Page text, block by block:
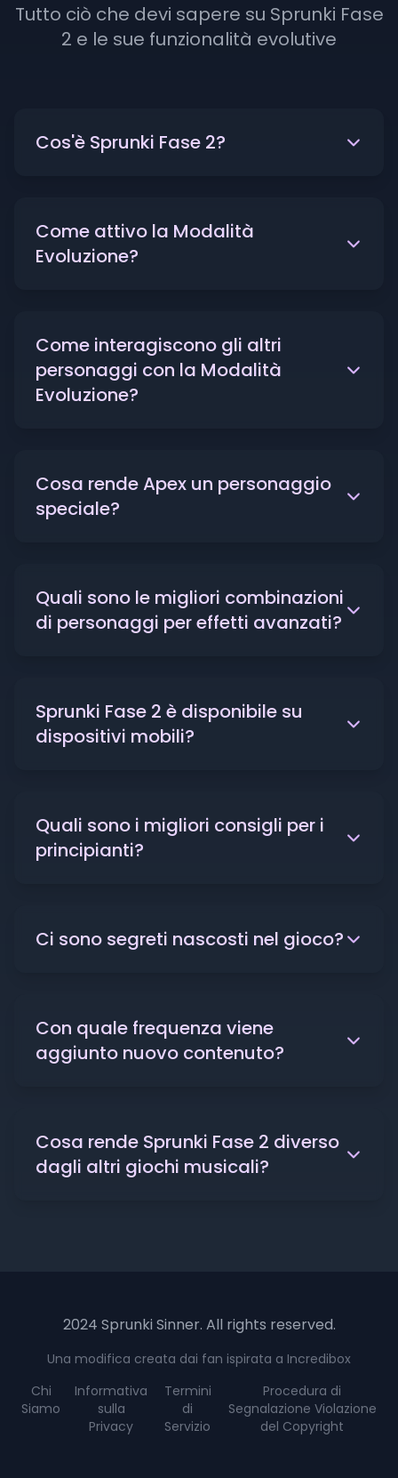
Tutto ciò che devi sapere su Sprunki Fase
2 e le sue funzionalità evolutive
Cos'è Sprunki Fase 2?
Come attivo la Modalità
Evoluzione?
Come interagiscono gli altri
personaggi con la Modalità
Evoluzione?
Cosa rende Apex un personaggio
speciale?
Quali sono le migliori combinazioni
di personaggi per effetti avanzati?
Sprunki Fase 2 è disponibile su
dispositivi mobili?
Quali sono i migliori consigli per i
principianti?
Ci sono segreti nascosti nel gioco?
Con quale frequenza viene
aggiunto nuovo contenuto?
Cosa rende Sprunki Fase 2 diverso
dagli altri giochi musicali?
2024 Sprunki Sinner. All rights reserved.
Una modifica creata dai fan ispirata a Incredibox
Chi
Siamo
Informativa
sulla
Privacy
Termini
di
Servizio
Procedura di
Segnalazione Violazione
del Copyright